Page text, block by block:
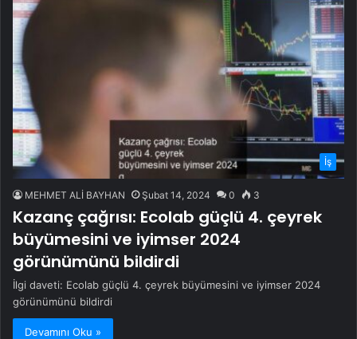
İş
MEHMET ALİ BAYHAN Şubat 14, 2024 0 3
Kazanç çağrısı: Ecolab güçlü 4. çeyrek
büyümesini ve iyimser 2024
görünümünü bildirdi
İlgi daveti: Ecolab güçlü 4. çeyrek büyümesini ve iyimser 2024
görünümünü bildirdi
Devamını Oku »